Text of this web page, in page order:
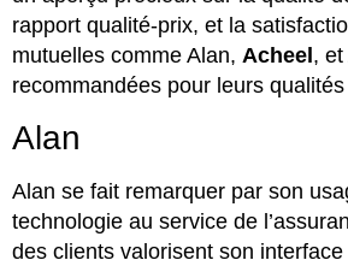
rapport qualité-prix, et la
mutuelles comme Alan, Acheel,
recommandées pour leurs
Alan
Alan se fait remarquer par son
technologie au service de
des clients valorisent son